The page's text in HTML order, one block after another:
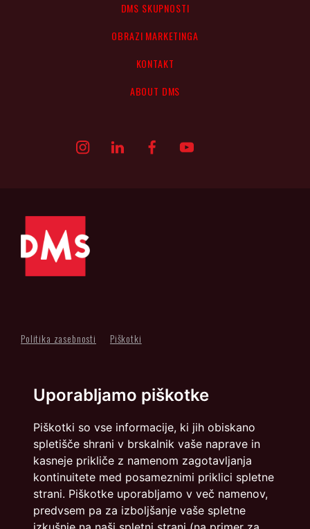
Uporabljamo piškotke
Piškotki so vse informacije, ki jih obiskano
spletišče shrani v brskalnik vaše naprave in
kasneje prikliče z namenom zagotavljanja
kontinuitete med posameznimi priklici spletne
strani. Piškotke uporabljamo v več namenov,
predvsem pa za izboljšanje vaše spletne
DMS SKUPNOSTI
OBRAZI MARKETINGA
KONTAKT
ABOUT DMS
Politika zasebnosti Piškotki
Društvo za marketing Slovenije - DMS | Dimičeva ulica 13 |
Načrtovanje in izvedba: Vareo